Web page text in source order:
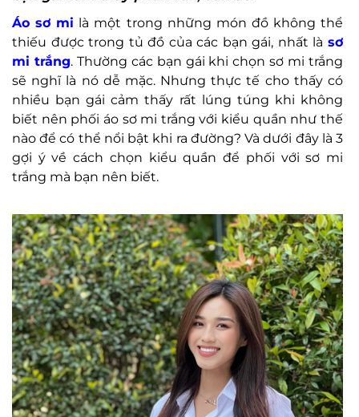
Áo sơ mi là một trong những món đồ không thể
thiếu được trong tủ đồ của các bạn gái, nhất là sơ
mi trắng. Thường các bạn gái khi chọn sơ mi trắng
sẽ nghĩ là nó dễ mặc. Nhưng thực tế cho thấy có
nhiều bạn gái cảm thấy rất lúng túng khi không
biết nên phối áo sơ mi trắng với kiểu quần như thế
nào để có thể nổi bật khi ra đường? Và dưới đây là 3
gợi ý về cách chọn kiểu quần để phối với sơ mi
trắng mà bạn nên biết.